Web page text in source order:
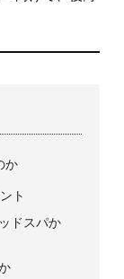
か
ト
ドスパか